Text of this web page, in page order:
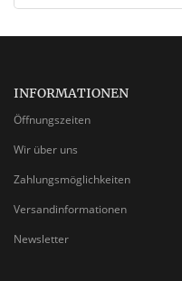
INFORMATIONEN
Öffnungszeiten
Wir über uns
Zahlungsmöglichkeiten
Versandinformationen
Newsletter